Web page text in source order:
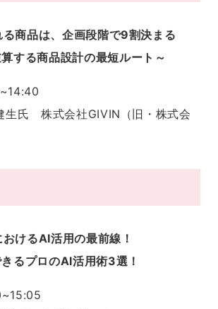
商品は、企画段階で9割決まる
する商品設計の最短ルート～
生氏 株式会社GIVIN（旧・株式会
けるAI活用の最前線！
るプロのAI活用術3選！